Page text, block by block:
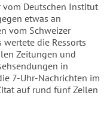
vom Deutschen Institut
etwas an
vom Schweizer
die Ressorts
Zeitungen und
in
7-Uhr-Nachrichten im
auf rund fünf Zeilen